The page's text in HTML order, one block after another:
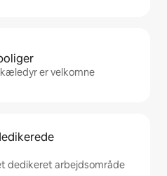
kæledyr er velkomne
dedikeret arbejdsområde